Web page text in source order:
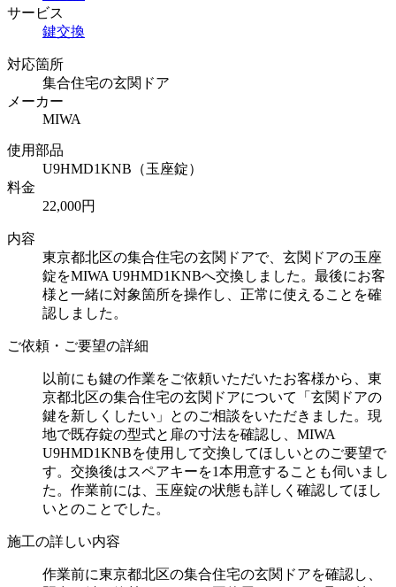
サービス
鍵交換
対応箇所
集合住宅の玄関ドア
メーカー
MIWA
使用部品
U9HMD1KNB（玉座錠）
料金
22,000円
内容
東京都北区の集合住宅の玄関ドアで、玄関ドアの玉座
錠をMIWA U9HMD1KNBへ交換しました。最後にお客
様と一緒に対象箇所を操作し、正常に使えることを確
認しました。
ご依頼・ご要望の詳細
以前にも鍵の作業をご依頼いただいたお客様から、東
京都北区の集合住宅の玄関ドアについて「玄関ドアの
鍵を新しくしたい」とのご相談をいただきました。現
地で既存錠の型式と扉の寸法を確認し、MIWA
U9HMD1KNBを使用して交換してほしいとのご要望で
す。交換後はスペアキーを1本用意することも伺いまし
た。作業前には、玉座錠の状態も詳しく確認してほし
いとのことでした。
施工の詳しい内容
作業前に東京都北区の集合住宅の玄関ドアを確認し、